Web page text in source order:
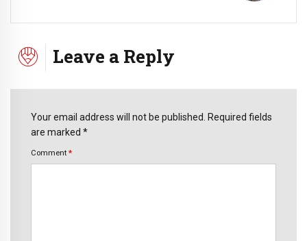
Leave a Reply
Your email address will not be published. Required fields
are marked *
Comment *